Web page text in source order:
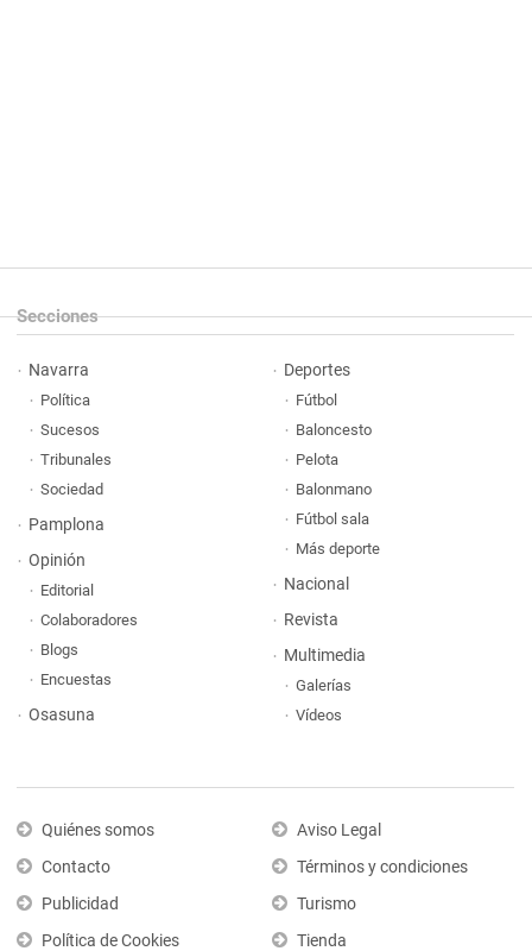
Secciones
Navarra
Política
Sucesos
Tribunales
Sociedad
Pamplona
Opinión
Editorial
Colaboradores
Blogs
Encuestas
Osasuna
Deportes
Fútbol
Baloncesto
Pelota
Balonmano
Fútbol sala
Más deporte
Nacional
Revista
Multimedia
Galerías
Vídeos
Quiénes somos
Contacto
Publicidad
Política de Cookies
Aviso Legal
Términos y condiciones
Turismo
Tienda